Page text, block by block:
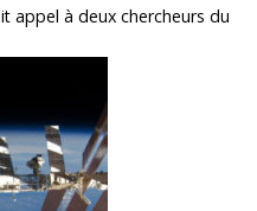
appel à deux chercheurs du